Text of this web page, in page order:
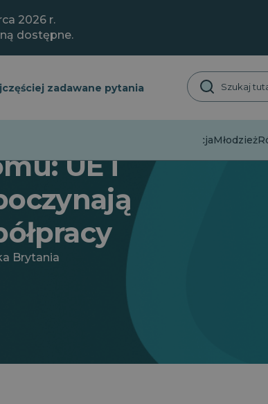
2026 r.
dostępne.
zadawane pytania
DezinformacjaMłodzież
UE i
Brytania